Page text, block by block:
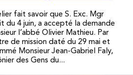
fait savoir que S. Exc. Mgr
du 4 juin, a accepté la demande
l’abbé Olivier Mathieu. Par
de mission daté du 29 mai et
Monsieur Jean-Gabriel Faly,
des Gens du...